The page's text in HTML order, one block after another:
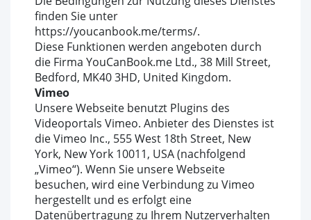
finden Sie unter
https://youcanbook.me/terms/.
Diese Funktionen werden angeboten durch
die Firma YouCanBook.me Ltd., 38 Mill Street,
Bedford, MK40 3HD, United Kingdom.
Vimeo
Unsere Webseite benutzt Plugins des
Videoportals Vimeo. Anbieter des Dienstes ist
die Vimeo Inc., 555 West 18th Street, New
York, New York 10011, USA (nachfolgend
„Vimeo“). Wenn Sie unsere Webseite
besuchen, wird eine Verbindung zu Vimeo
hergestellt und es erfolgt eine
Datenübertragung zu Ihrem Nutzerverhalten